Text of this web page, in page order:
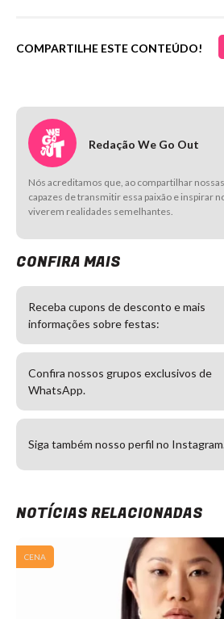
COMPARTILHE ESTE CONTEÚDO!
Redação We Go Out
Nós acreditamos que, ao compartilhar
capazes de transmitir essa paixão e inspirar
viverem realidades semelhantes.
CONFIRA MAIS
Receba cupons de desconto e mais
informações sobre festas:
Confira nossos grupos exclusivos de
WhatsApp.
Siga também nosso perfil no
NOTÍCIAS RELACIONADAS
CENA